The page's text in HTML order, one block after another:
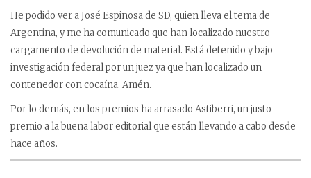
He podido ver a José Espinosa de SD, quien lleva el tema de
Argentina, y me ha comunicado que han localizado nuestro
cargamento de devolución de material. Está detenido y bajo
investigación federal por un juez ya que han localizado un
contenedor con cocaína. Amén.
Por lo demás, en los premios ha arrasado Astiberri, un justo
premio a la buena labor editorial que están llevando a cabo desde
hace años.